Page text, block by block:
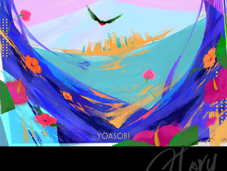
#エンタメ業界のちょっといい話
#サステナブルな取り組み #スタッフが語る
#リクルート